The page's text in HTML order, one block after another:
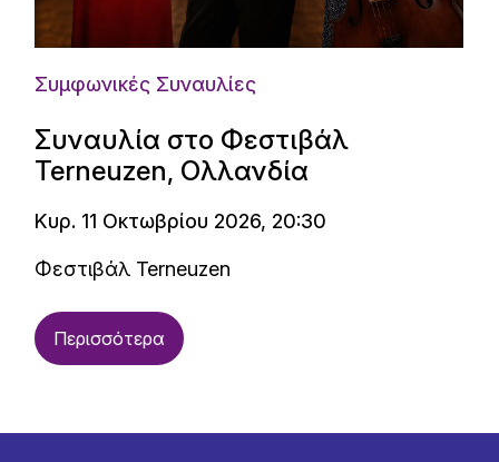
Συμφωνικές Συναυλίες
Συναυλία στο Φεστιβάλ
Terneuzen, Ολλανδία
Κυρ. 11 Οκτωβρίου 2026, 20:30
Φεστιβάλ Terneuzen
Περισσότερα